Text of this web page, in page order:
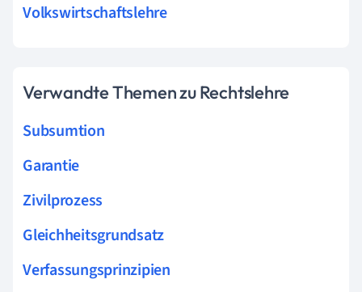
Volkswirtschaftslehre
Verwandte Themen zu Rechtslehre
Subsumtion
Garantie
Zivilprozess
Gleichheitsgrundsatz
Verfassungsprinzipien